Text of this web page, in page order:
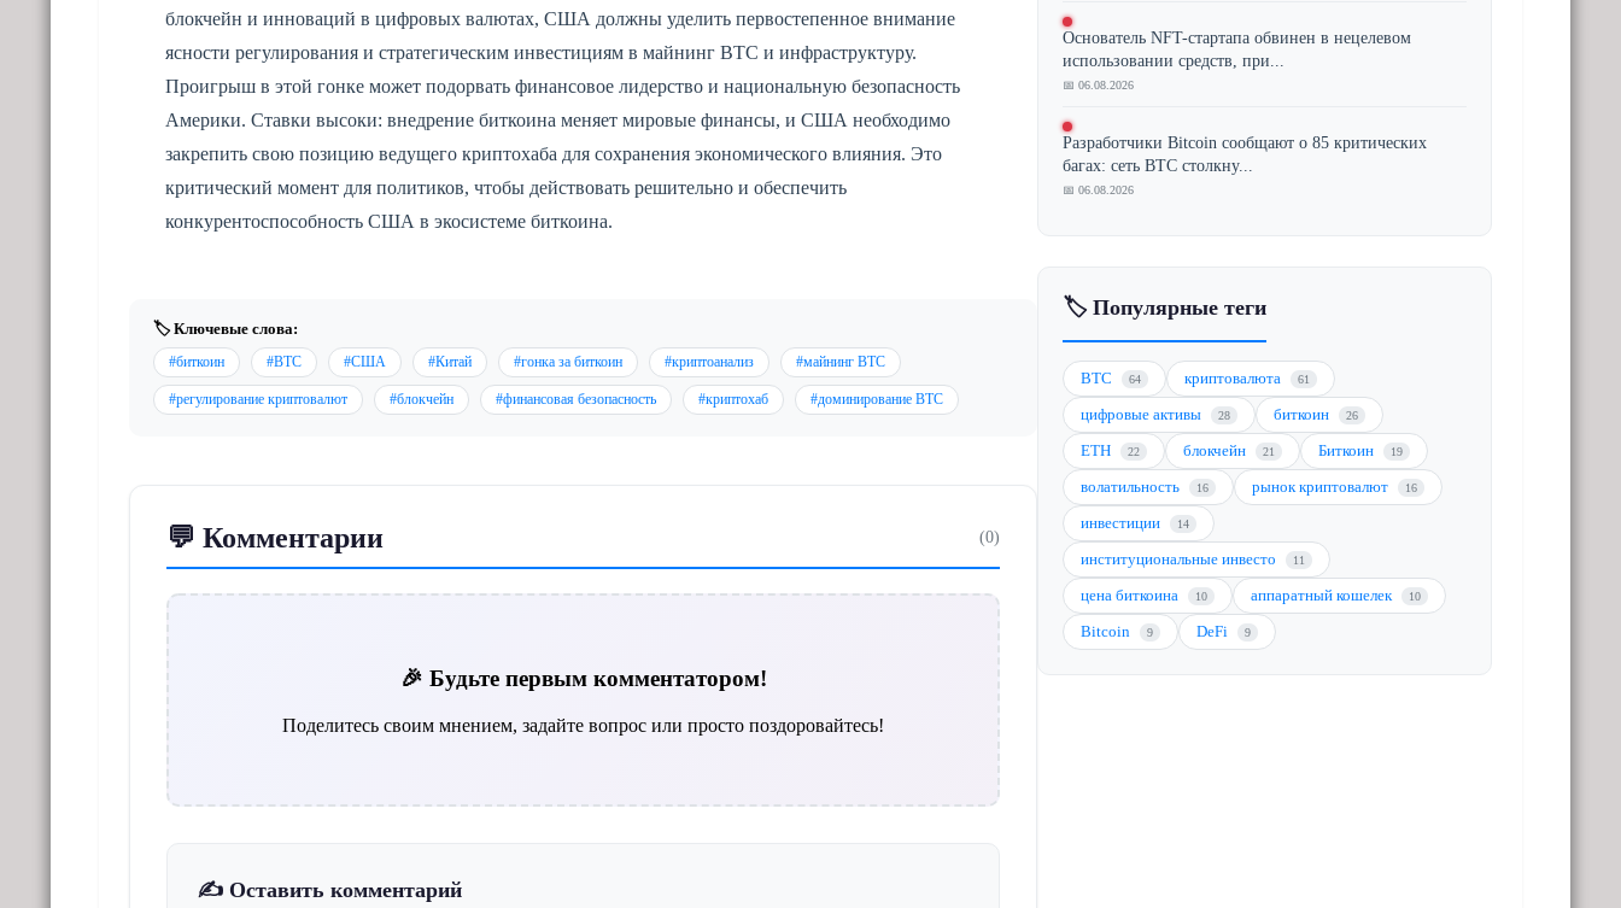
блокчейн и инноваций в цифровых валютах, США должны уделить первостепенное внимание
ясности регулирования и стратегическим инвестициям в майнинг BTC и инфраструктуру.
Проигрыш в этой гонке может подорвать финансовое лидерство и национальную безопасность
Америки. Ставки высоки: внедрение биткоина меняет мировые финансы, и США необходимо
закрепить свою позицию ведущего криптохаба для сохранения экономического влияния. Это
критический момент для политиков, чтобы действовать решительно и обеспечить
конкурентоспособность США в экосистеме биткоина.
🏷️ Ключевые слова:
#биткоин #BTC #США #Китай #гонка за биткоин #криптоанализ #майнинг BTC
#регулирование криптовалют #блокчейн #финансовая безопасность #криптохаб #доминирование BTC
💬 Комментарии (0)
🎉 Будьте первым комментатором!
Поделитесь своим мнением, задайте вопрос или просто поздоровайтесь!
✍️ Оставить комментарий
Основатель NFT-стартапа обвинен в нецелевом
использовании средств, при...
📅 06.08.2026
Разработчики Bitcoin сообщают о 85 критических
багах: сеть BTC столкну...
📅 06.08.2026
🏷️ Популярные теги
BTC 64 криптовалюта 61
цифровые активы 28 биткоин 26
ETH 22 блокчейн 21 Биткоин 19
волатильность 16 рынок криптовалют 16
инвестиции 14
институциональные инвесто 11
цена биткоина 10 аппаратный кошелек 10
Bitcoin 9 DeFi 9